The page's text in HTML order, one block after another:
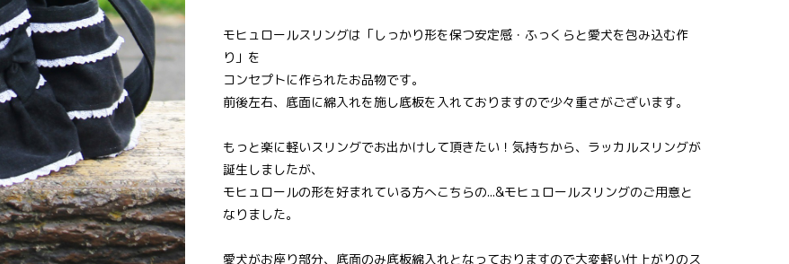
モヒュロールスリングは「しっかり形を保つ安定感・ふっくらと愛犬を包み込む作
り」を
コンセプトに作られたお品物です。
前後左右、底面に綿入れを施し底板を入れておりますので少々重さがございます。
もっと楽に軽いスリングでお出かけして頂きたい！気持ちから、ラッカルスリングが
誕生しましたが、
モヒュロールの形を好まれている方へこちらの...&モヒュロールスリングのご用意と
なりました。
愛犬がお座り部分、底面のみ底板綿入れとなっておりますので大変軽い仕上がりのス